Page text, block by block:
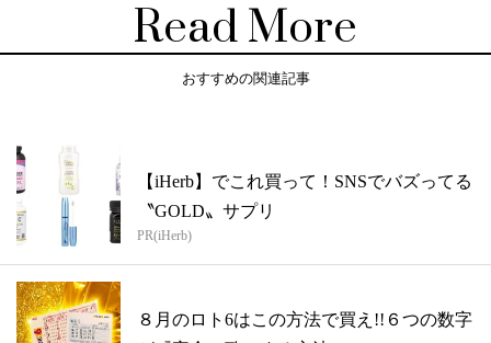
Read More
おすすめの関連記事
【iHerb】でこれ買って！SNSでバズってる
〝GOLD〟サプリ
PR(iHerb)
８月のロト6はこの方法で買え!!６つの数字